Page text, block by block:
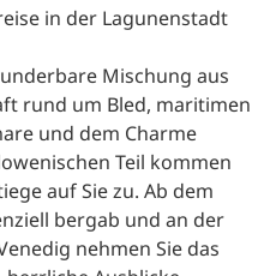
Annehmlichkeiten einer
genießen können.
radeln Sie in
Fischerdorf Marano
einem bekannten
Adria. Den krönenden
in der Lagunenstadt
Mischung aus